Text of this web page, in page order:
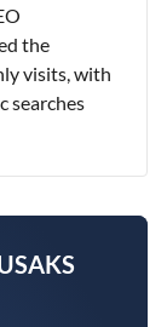
the
visits, with
searches